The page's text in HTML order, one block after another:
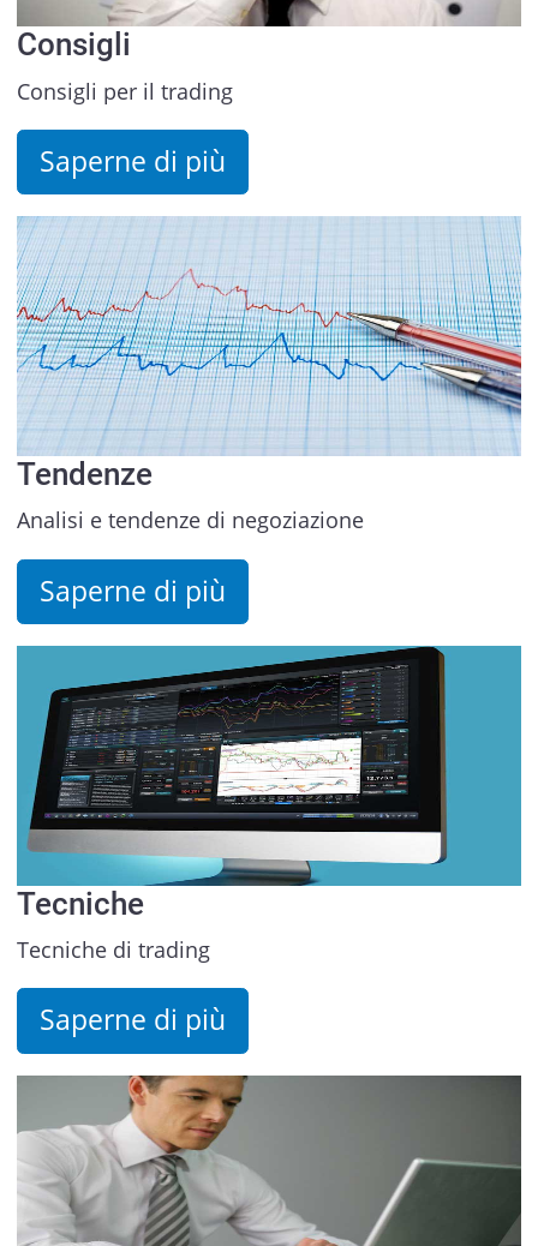
Consigli
Consigli per il trading
Saperne di più
Tendenze
Analisi e tendenze di negoziazione
Saperne di più
Tecniche
Tecniche di trading
Saperne di più